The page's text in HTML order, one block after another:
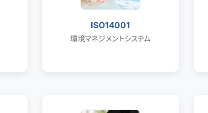
ISO14001
環境マネジメントシステム